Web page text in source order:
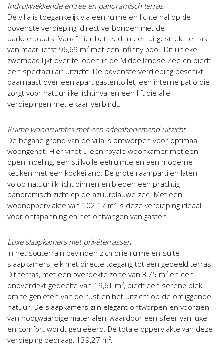
Indrukwekkende entree en panoramisch terras
De villa is toegankelijk via een ruime en lichte hal op de
bovenste verdieping, direct verbonden met de
parkeerplaats. Vanaf hier betreedt u een uitgestrekt terras
van maar liefst 96,69 m² met een infinity pool. Dit unieke
zwembad lijkt over te lopen in de Middellandse Zee en biedt
een spectaculair uitzicht. De bovenste verdieping beschikt
daarnaast over een apart gastentoilet, een interne patio die
zorgt voor natuurlijke lichtinval en een lift die alle
verdiepingen met elkaar verbindt.
Ruime woonruimtes met een adembenemend uitzicht
De begane grond van de villa is ontworpen voor optimaal
woongenot. Hier vindt u een royale woonkamer met een
open indeling, een stijlvolle eetruimte en een moderne
keuken met een kookeiland. De grote raampartijen laten
volop natuurlijk licht binnen en bieden een prachtig
panoramisch zicht op de azuurblauwe zee. Met een
woonoppervlakte van 102,17 m² is deze verdieping ideaal
voor ontspanning en het ontvangen van gasten.
Luxe slaapkamers met privéterrassen
In het souterrain bevinden zich drie ruime en-suite
slaapkamers, elk met directe toegang tot een gedeeld terras.
Dit terras, met een overdekte zone van 3,75 m² en een
onoverdekt gedeelte van 19,61 m², biedt een serene plek
om te genieten van de rust en het uitzicht op de omliggende
natuur. De slaapkamers zijn elegant ontworpen en voorzien
van hoogwaardige materialen, waardoor een sfeer van luxe
en comfort wordt gecreëerd. De totale oppervlakte van deze
verdieping bedraagt 139,27 m².